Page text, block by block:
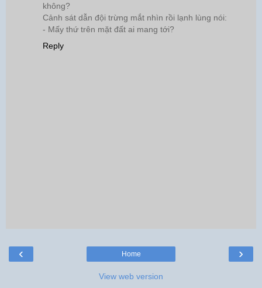
không?
Cảnh sát dẫn đội trừng mắt nhìn rồi lạnh lùng nói:
- Mấy thứ trên mặt đất ai mang tới?
Reply
‹ ›
Home
View web version